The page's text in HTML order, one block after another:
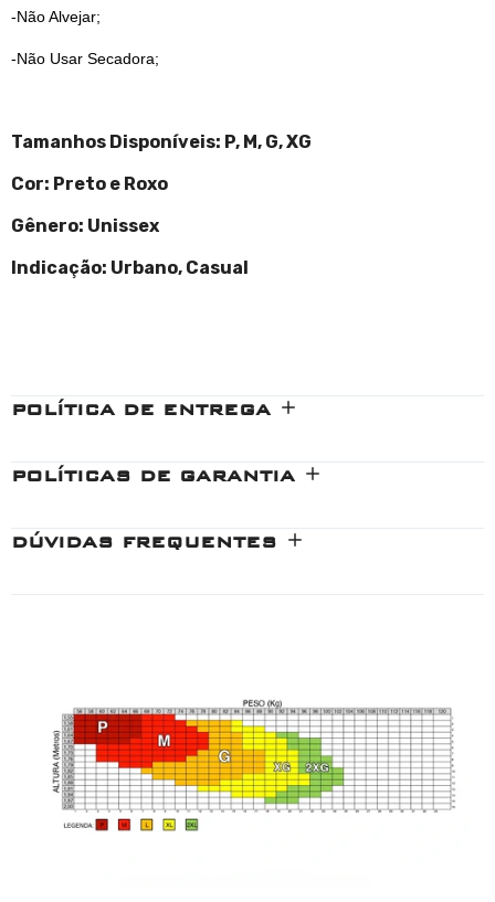
-Não Alvejar;
-Não Usar Secadora;
Tamanhos Disponíveis: P, M, G, XG
Cor: Preto e Roxo
Gênero: Unissex
Indicação: Urbano, Casual
POLÍTICA DE ENTREGA
POLÍTICAS DE GARANTIA
DÚVIDAS FREQUENTES